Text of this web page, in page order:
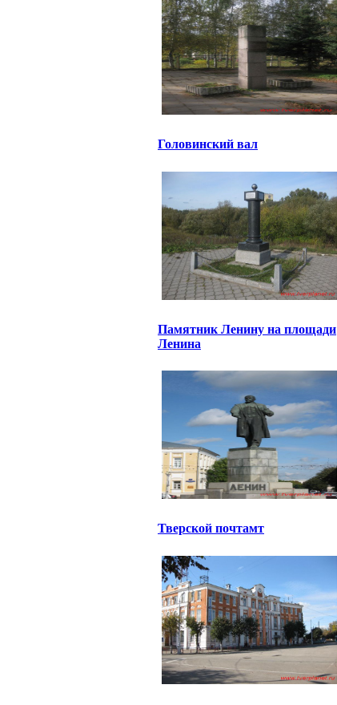
Головинский вал
Памятник Ленину на площади
Ленина
Тверской почтамт